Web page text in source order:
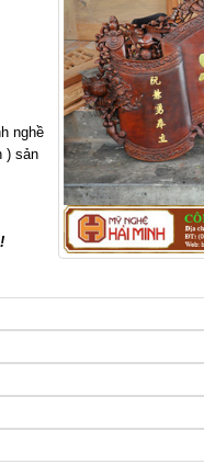
nghề
) sản